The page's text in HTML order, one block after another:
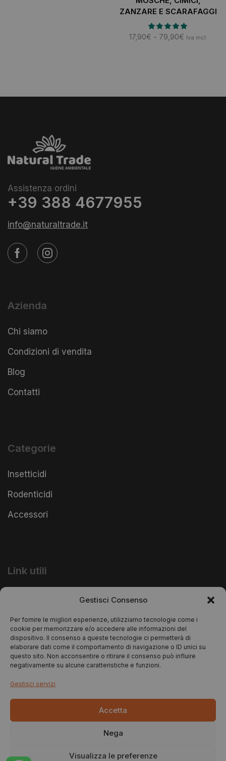
Gestisci Consenso
Per fornire le migliori esperienze, utilizziamo tecnologie come i
cookie per memorizzare e/o accedere alle informazioni del
dispositivo. Il consenso a queste tecnologie ci permetterà di
elaborare dati come il comportamento di navigazione o ID unici su
questo sito. Non acconsentire o ritirare il consenso può influire
negativamente su alcune caratteristiche e funzioni.
Gestisci servizi
Accetta
Nega
Visualizza le preferenze
ZANZARE E SCARAFAGGI
17,90€ - 79,90€ Iva incl.
Assistenza ordini
+39 388 4677955
info@naturaltrade.it
Azienda
Chi siamo
Condizioni di vendita
Blog
Contatti
Categorie
Insetticidi
Rodenticidi
Accessori
Link utili
Informativa Privacy
Informativa Cookie
Copyright © 2025 Natural Trade Srls – P.iva:
02654780184 – Designed by:Marcosh.net